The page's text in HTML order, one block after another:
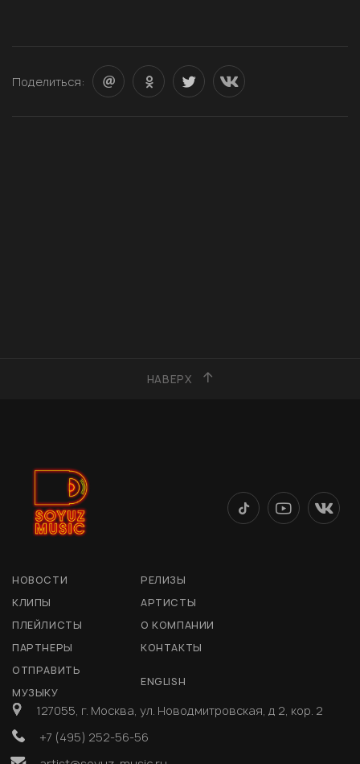
Поделиться:
НАВЕРХ
НОВОСТИ
РЕЛИЗЫ
КЛИПЫ
АРТИСТЫ
ПЛЕЙЛИСТЫ
О КОМПАНИИ
ПАРТНЕРЫ
КОНТАКТЫ
ОТПРАВИТЬ
МУЗЫКУ
ENGLISH
127055, г. Москва, ул. Новодмитровская, д 2, кор. 2
+7 (495) 252-56-56